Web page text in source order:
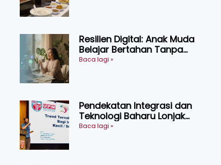
Resilien Digital: Anak Muda
Belajar Bertahan Tanpa
Perlu Menekan Diri
Baca lagi »
Pendekatan Integrasi dan
Teknologi Baharu Lonjak
Produktiviti Ternakan
Baca lagi »